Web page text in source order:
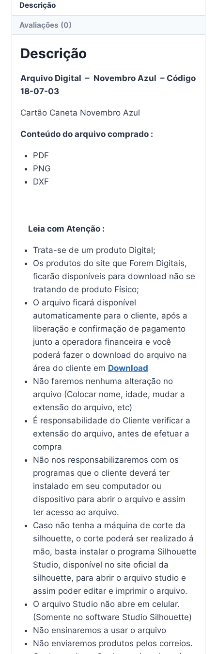
Descrição
Avaliações (0)
Descrição
Arquivo Digital – Novembro Azul – Código
18-07-03
Cartão Caneta Novembro Azul
Conteúdo do arquivo comprado :
PDF
PNG
DXF
Leia com Atenção :
Trata-se de um produto Digital;
Os produtos do site que Forem Digitais,
ficarão disponíveis para download não se
tratando de produto Físico;
O arquivo ficará disponível
automaticamente para o cliente, após a
liberação e confirmação de pagamento
junto a operadora financeira e você
poderá fazer o download do arquivo na
área do cliente em Download
Não faremos nenhuma alteração no
arquivo (Colocar nome, idade, mudar a
extensão do arquivo, etc)
É responsabilidade do Cliente verificar a
extensão do arquivo, antes de efetuar a
compra
Não nos responsabilizaremos com os
programas que o cliente deverá ter
instalado em seu computador ou
dispositivo para abrir o arquivo e assim
ter acesso ao arquivo.
Caso não tenha a máquina de corte da
silhouette, o corte poderá ser realizado á
mão, basta instalar o programa Silhouette
Studio, disponível no site oficial da
silhouette, para abrir o arquivo studio e
assim poder editar e imprimir o arquivo.
O arquivo Studio não abre em celular.
(Somente no software Studio Silhouette)
Não ensinaremos a usar o arquivo
Não enviaremos produtos pelos correios.